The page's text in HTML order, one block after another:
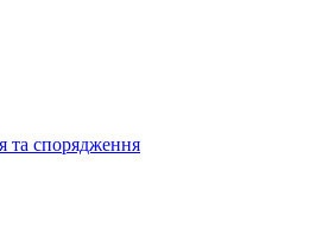
та спорядження